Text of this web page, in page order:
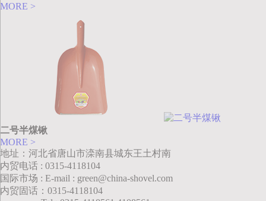
MORE >
二号半煤锹
MORE >
地址：河北省唐山市滦南县城东王土村南
内贸电话 : 0315-4118104
国际市场 : E-mail : green@china-shovel.com
内贸固话：0315-4118104